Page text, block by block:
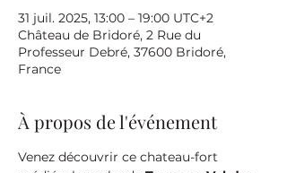
31 juil. 2025, 13:00 – 19:00 UTC+2
Château de Bridoré, 2 Rue du
Professeur Debré, 37600 Bridoré,
France
À propos de l'événement
Venez découvrir ce chateau-fort